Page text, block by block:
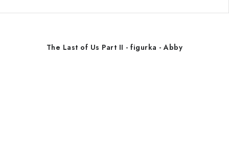
The Last of Us Part II - figurka - Abby